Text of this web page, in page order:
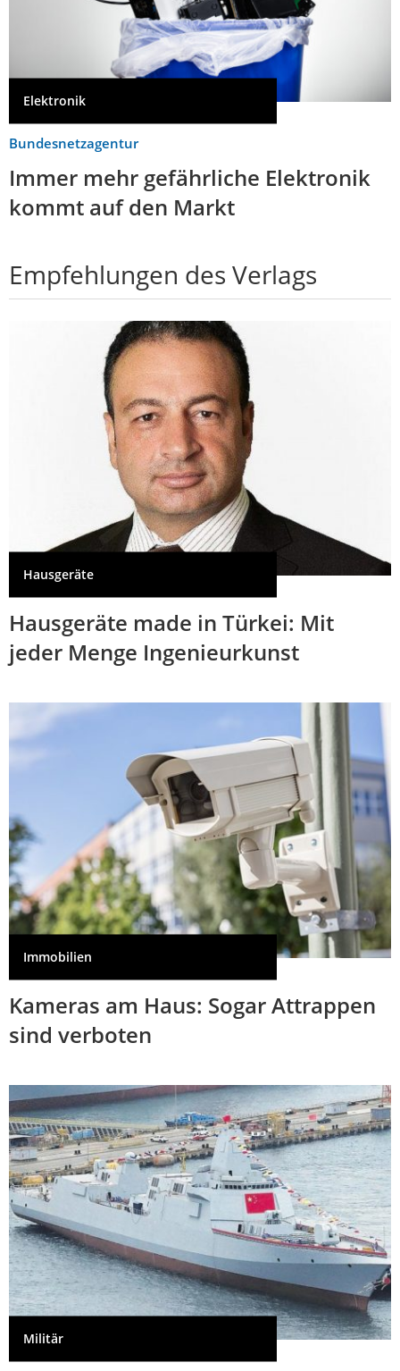
Elektronik
Bundesnetzagentur
Immer mehr gefährliche Elektronik
kommt auf den Markt
Empfehlungen des Verlags
Hausgeräte
Hausgeräte made in Türkei: Mit
jeder Menge Ingenieurkunst
Immobilien
Kameras am Haus: Sogar Attrappen
sind verboten
Militär